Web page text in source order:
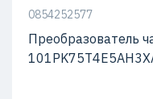
0854252577
Преобразователь